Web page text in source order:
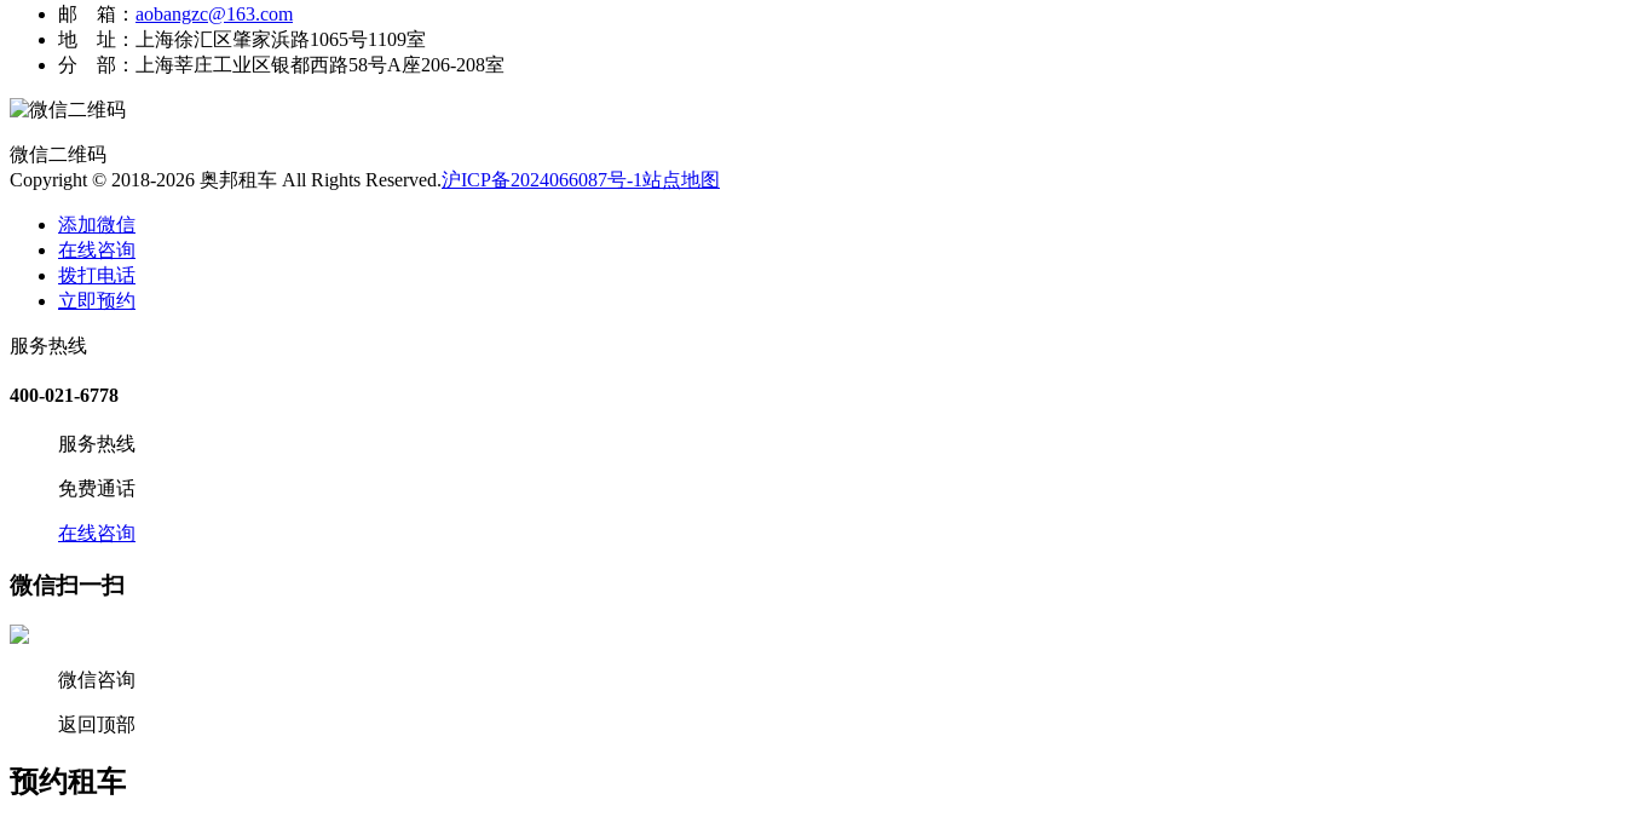
邮 箱： aobangzc@163.com
地 址：上海徐汇区肇家浜路1065号1109室
分 部：上海莘庄工业区银都西路58号A座206-208室
微信二维码
Copyright © 2018-2026 奥邦租车 All Rights Reserved.沪ICP备2024066087号-1站点地图
添加微信
在线咨询
拨打电话
立即预约
服务热线
400-021-6778
服务热线
免费通话
在线咨询
微信扫一扫
微信咨询
返回顶部
预约租车